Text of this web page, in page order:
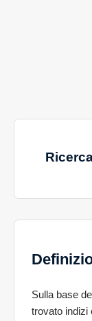
Sulla base
trovato indizi